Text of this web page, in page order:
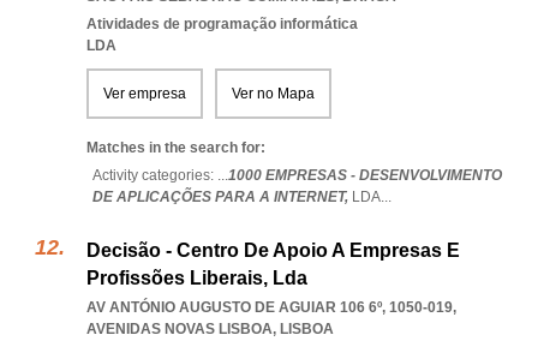
Atividades de programação informática
LDA
Ver empresa Ver no Mapa
Matches in the search for:
Activity categories: ...1000 EMPRESAS - DESENVOLVIMENTO
DE APLICAÇÕES PARA A INTERNET, LDA...
Decisão - Centro De Apoio A Empresas E
Profissões Liberais, Lda
AV ANTÓNIO AUGUSTO DE AGUIAR 106 6º, 1050-019,
AVENIDAS NOVAS LISBOA, LISBOA